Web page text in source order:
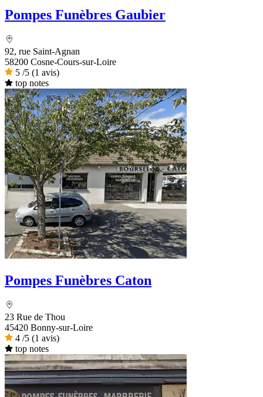
Pompes Funèbres Gaubier
92, rue Saint-Agnan
58200 Cosne-Cours-sur-Loire
5 /5 (1 avis)
top notes
Pompes Funèbres Caton
23 Rue de Thou
45420 Bonny-sur-Loire
4 /5 (1 avis)
top notes